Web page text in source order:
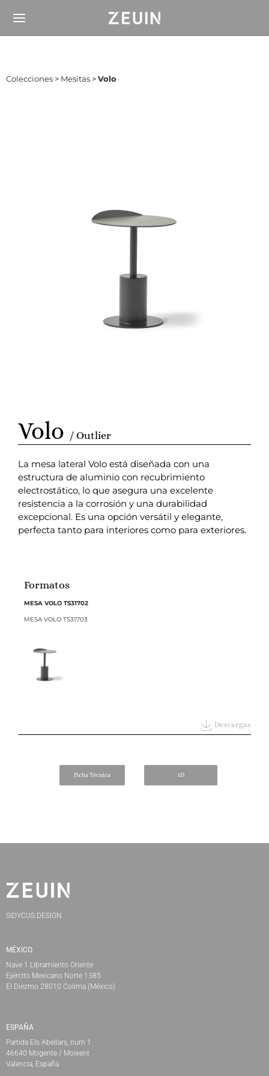
Colecciones > Mesitas >Volo
Volo / Outlier
La mesa lateral Volo está diseñada con una
estructura de aluminio con recubrimiento
electrostático, lo que asegura una excelente
resistencia a la corrosión y una durabilidad
excepcional. Es una opción versátil y elegante,
perfecta tanto para interiores como para exteriores.
Formatos
MESA VOLO TS31702
MESA VOLO TS31703
Descargas
Ficha Técnica 3D
SIDYCUS DESIGN
MÉXICO
Nave 1 Libramiento Oriente
Ejército Mexicano Norte 1385
El Diezmo 28010 Colima (México)
ESPAÑA
Partida Els Abellars, num 1
46640 Mogente / Moixent
Valencia, España